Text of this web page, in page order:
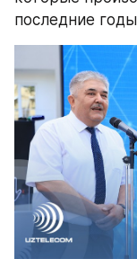
последние